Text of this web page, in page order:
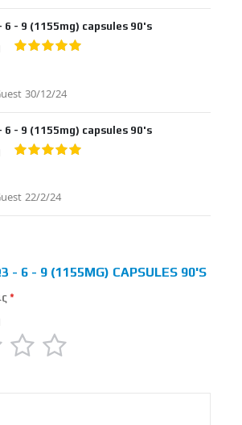
στις
6 - 9 (1155mg) capsules 90's
Δημοσιεύτηκε
στις
30/12/24
6 - 9 (1155mg) capsules 90's
Δημοσιεύτηκε
στις
22/2/24
- 6 - 9 (1155MG) CAPSULES 90'S